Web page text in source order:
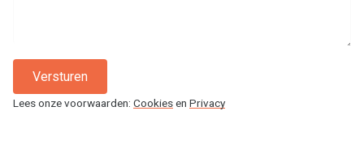
Contact
Versturen
Lees onze voorwaarden: Cookiesen Privacy